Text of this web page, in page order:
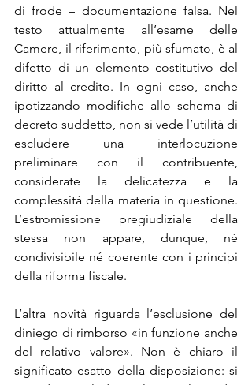
di frode – documentazione falsa. Nel
testo attualmente all’esame delle
Camere, il riferimento, più sfumato, è al
difetto di un elemento costitutivo del
diritto al credito. In ogni caso, anche
ipotizzando modifiche allo schema di
decreto suddetto, non si vede l’utilità di
escludere una interlocuzione
preliminare con il contribuente,
considerate la delicatezza e la
complessità della materia in questione.
L’estromissione pregiudiziale della
stessa non appare, dunque, né
condivisibile né coerente con i principi
della riforma fiscale.
L’altra novità riguarda l’esclusione del
diniego di rimborso «in funzione anche
del relativo valore». Non è chiaro il
significato esatto della disposizione: si